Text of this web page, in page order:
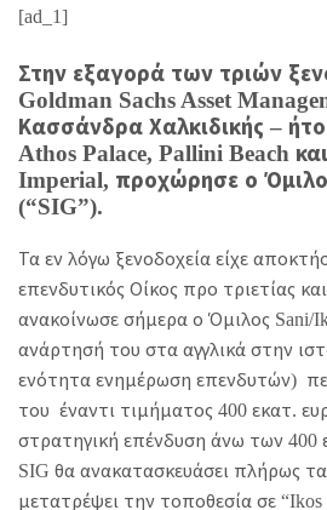
[ad_1]
Στην εξαγορά των τριών
Goldman Sachs Asset
Κασσάνδρα Χαλκιδικής –
Athos Palace, Pallini Beach
Imperial, προχώρησε ο
(“SIG”).
Τα εν λόγω ξενοδοχεία είχε
επενδυτικός Οίκος προ τριετίας
ανακοίνωσε σήμερα ο Όμιλος Sani/
ανάρτησή του στα αγγλικά στην
ενότητα ενημέρωση επενδυτών)
του έναντι τιμήματος 400 εκατ.
στρατηγική επένδυση άνω των 400
SIG θα ανακατασκευάσει πλήρως τα
μετατρέψει την τοποθεσία σε